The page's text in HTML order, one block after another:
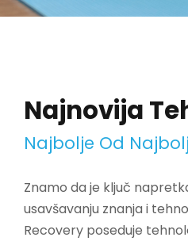
Najnovija
Najbolje Od
Znamo da je ključ
usavšavanju znanja i
Recovery poseduje